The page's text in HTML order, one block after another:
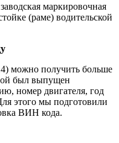
маркировочная
(раме) водительской
можно получить больше
был выпущен
номер двигателя, год
этого мы подготовили
ВИН кода.